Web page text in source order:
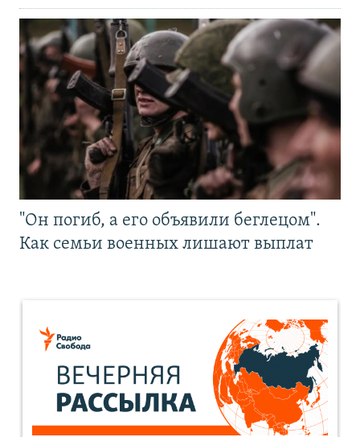
"Он погиб, а его объявили беглецом".
Как семьи военных лишают выплат